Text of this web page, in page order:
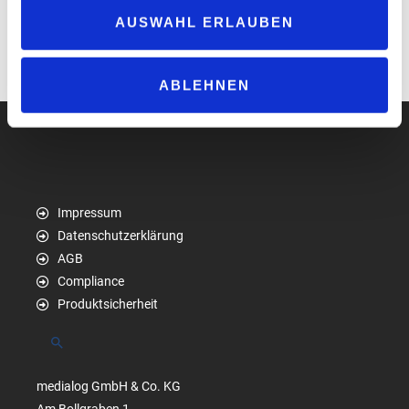
AUSWAHL ERLAUBEN
ABLEHNEN
Impressum
Datenschutzerklärung
AGB
Compliance
Produktsicherheit
Suchen
medialog GmbH & Co. KG